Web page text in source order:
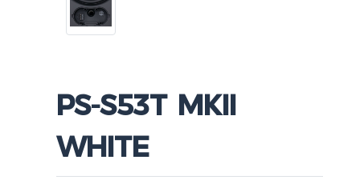
PS-S53T MKII
WHITE